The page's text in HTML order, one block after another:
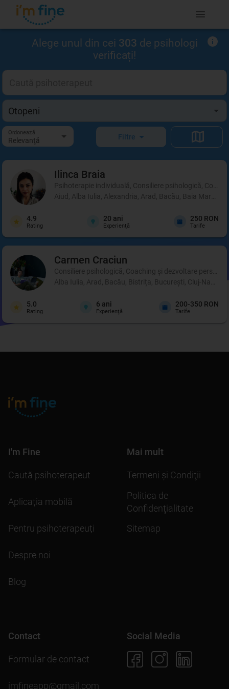
Alege unul din cei 303 de psihologi
verificați!
Ordonează
Relevanţă Filtre
Ilinca Braia
Psihoterapie individuală, Consiliere psihologică,
Aiud, Alba Iulia, Alexandria, Arad, Bacău, Baia Mare,
4.9
Rating
20 ani
Experienţă
250 RON
Tarife
Carmen Craciun
Consiliere psihologică, Coaching şi dezvoltare
Alba Iulia, Arad, Bacău, Bistrița, București, Cluj-
5.0
Rating
6 ani
Experienţă
200-350 RON
Tarife
I'm Fine
Caută psihoterapeut
Aplicația mobilă
Pentru psihoterapeuți
Despre noi
Blog
Mai mult
Termeni şi Condiţii
Politica de
Confidenţialitate
Sitemap
Contact
Formular de contact
imfineapp@gmail.com
Social Media